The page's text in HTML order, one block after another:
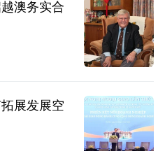
澳务实合
展发展空